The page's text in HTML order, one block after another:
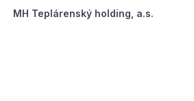
MH Teplárenský holding, a.s.